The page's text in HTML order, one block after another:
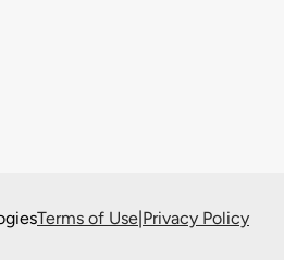
Terms of Use|Privacy Policy